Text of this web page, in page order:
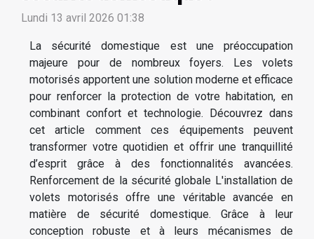
Lundi 13 avril 2026 01:38
La sécurité domestique est une préoccupation
majeure pour de nombreux foyers. Les volets
motorisés apportent une solution moderne et efficace
pour renforcer la protection de votre habitation, en
combinant confort et technologie. Découvrez dans
cet article comment ces équipements peuvent
transformer votre quotidien et offrir une tranquillité
d’esprit grâce à des fonctionnalités avancées.
Renforcement de la sécurité globale L'installation de
volets motorisés offre une véritable avancée en
matière de sécurité domestique. Grâce à leur
conception robuste et à leurs mécanismes de